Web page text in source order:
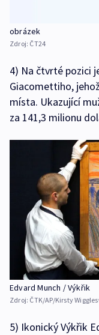
obrázek
Zdroj: ČT24
4) Na čtvrté pozici
Giacomettiho,
místa. Ukazující
za 141,3 milionu
Edvard Munch / Výkřik
Zdroj: ČTK/AP/Kirsty
5) Ikonický Výkřik